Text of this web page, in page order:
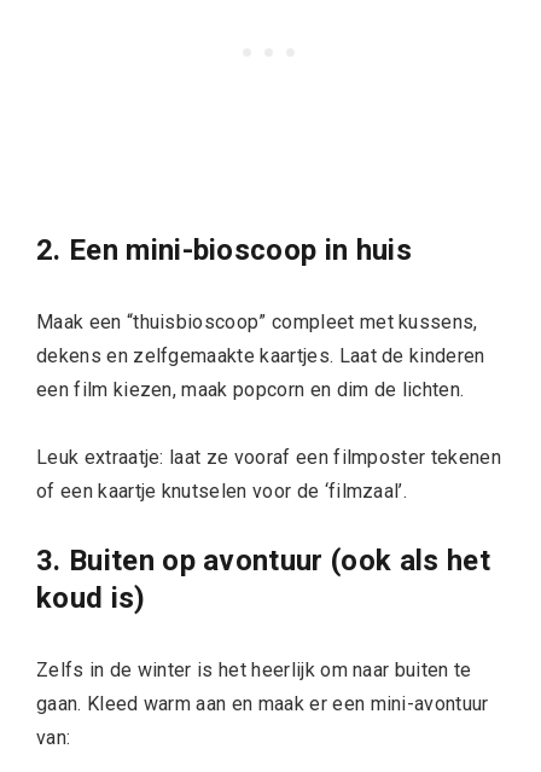
2. Een mini-bioscoop in huis
Maak een “thuisbioscoop” compleet met kussens,
dekens en zelfgemaakte kaartjes. Laat de kinderen
een film kiezen, maak popcorn en dim de lichten.
Leuk extraatje: laat ze vooraf een filmposter tekenen
of een kaartje knutselen voor de ‘filmzaal’.
3. Buiten op avontuur (ook als het
koud is)
Zelfs in de winter is het heerlijk om naar buiten te
gaan. Kleed warm aan en maak er een mini-avontuur
van: